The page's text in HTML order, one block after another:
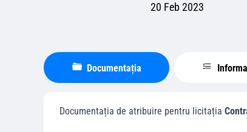
20 Feb 2023
Documentația
Documentația de atribuire pentru licitația